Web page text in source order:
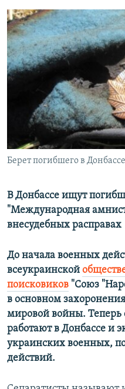
Вернутся
поиску
КАВКАЗ.РЕАЛИИ
СЕВЕР.РЕАЛИИ
СИБИРЬ.РЕАЛИИ
РАСПИСАНИЕ ВЕЩАНИЯ
ПОДПИШИТЕСЬ НА
СОЦИАЛЬНЫЕ СЕТИ
Все сайты РСЕ/РС
Берет погибшего в
В Донбассе ищут
"Международная
внесудебных расправах
До начала военных
всеукраинской
поисковиков "Союз
в основном
мировой войны. Теперь
работают в Донбассе и
украинских военных,
действий.